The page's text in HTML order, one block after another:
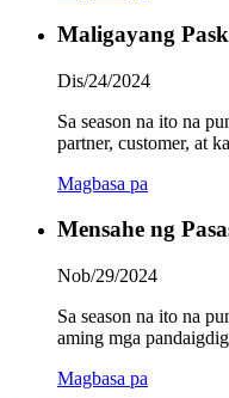
Maligayang
Dis/24/2024
Sa season na ito na
partner, customer, at
Magbasa pa
Mensahe ng
Nob/29/2024
Sa season na ito na
aming mga
Magbasa pa